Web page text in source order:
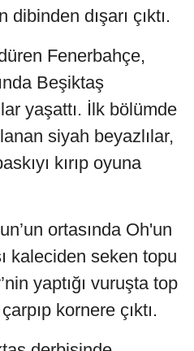
dışarı çıktı.
Fenerbahçe,
Beşiktaş
yaşattı. İlk bölümde
siyah beyazlılar,
kırıp oyuna
ortasında Oh'un
kaleciden seken topu
yaptığı vuruşta top
kornere çıktı.